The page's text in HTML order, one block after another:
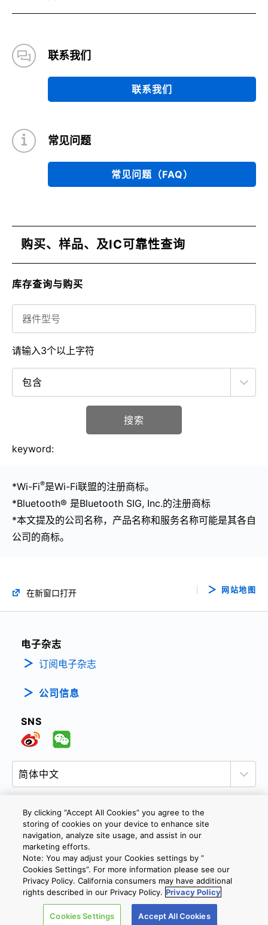
联系我们
联系我们
常见问题
常见问题（FAQ）
购买、样品、及IC可靠性查询
库存查询与购买
搜索
请输入3个以上字符
keyword:
*Wi-Fi®是Wi-Fi联盟的注册商标。
*Bluetooth® 是Bluetooth SIG, Inc.的注册商标
*本文提及的公司名称，产品名称和服务名称可能是其各自
公司的商标。
在新窗口打开 网站地图
电子杂志
订阅电子杂志
公司信息
SNS
隐私政策 网站使用条款与条件
Cookie设定
联系我们
Copyright © 2026 TOSHIBA ELECTRONIC DEVICES & STORAGE
CORPORATION, All Rights Reserved.
沪公网安备 31010602002607号
By clicking “Accept All Cookies” you agree to the
storing of cookies on your device to enhance site
navigation, analyze site usage, and assist in our
marketing efforts.
Note: You may adjust your Cookies settings by ”
Cookies Settings”. For more information please see our
Privacy Policy. California consumers may have additional
rights described in our Privacy Policy. Privacy Policy
Cookies Settings Accept All Cookies